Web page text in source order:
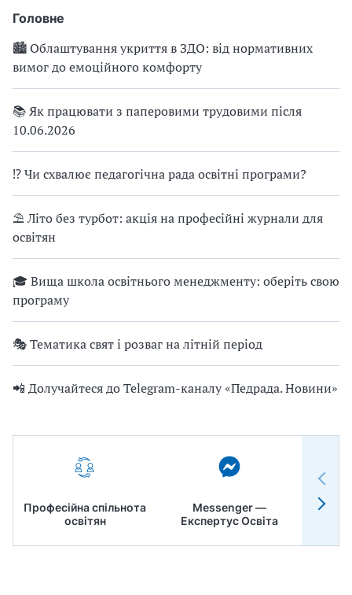
Головне
🏙 Облаштування укриття в ЗДО: від нормативних
вимог до емоційного комфорту
📚 Як працювати з паперовими трудовими після
10.06.2026
⁉ Чи схвалює педагогічна рада освітні програми?
⛱ Літо без турбот: акція на професійні журнали для
освітян
🎓 Вища школа освітнього менеджменту: оберіть свою
програму
🎭 Тематика свят і розваг на літній період
📲 Долучайтеся до Telegram-каналу «Педрада. Новини»
Професійна спільнота
освітян
Messenger —
Експертус Освіта